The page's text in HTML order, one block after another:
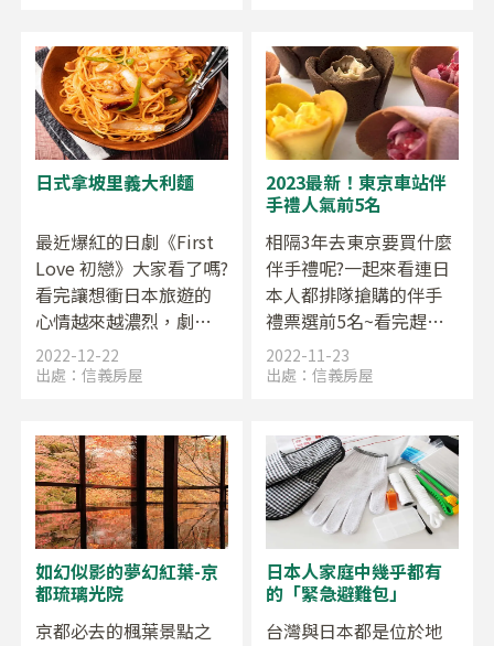
在日本最新流行的則是
紙雕御朱印，讓人超想
專程前往參拜收藏，今
天就和大家分享2023年
最值得入坑的4間神社。
日式拿坡里義大利麵
最近爆紅的日劇《First
Love 初戀》大家看了嗎?
看完讓想衝日本旅遊的
心情越來越濃烈，劇中
男女主角最愛的食物
「拿坡里義大利麵」也
「拿坡里義大利麵」是
什麼呢?
2022-12-22
出處： 信義房屋
2023最新！東京車站伴
手禮人氣前5名
相隔3年去東京要買什麼
伴手禮呢?一起來看連日
本人都排隊搶購的伴手
禮票選前5名~看完趕快
去排隊啦!!!
2022-11-23
出處： 信義房屋
如幻似影的夢幻紅葉-京
都琉璃光院
京都必去的楓葉景點之
日本人家庭中幾乎都有
的「緊急避難包」
台灣與日本都是位於地